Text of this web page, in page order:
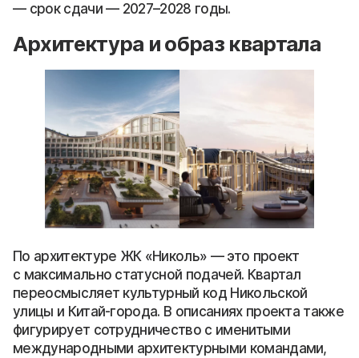
срок сдачи — 2027–2028 годы.
Архитектура и образ квартала
По архитектуре ЖК «Николь» — это проект
с максимально статусной подачей. Квартал
переосмысляет культурный код Никольской
улицы и Китай-города. В описаниях проекта также
фигурирует сотрудничество с именитыми
международными архитектурными командами,